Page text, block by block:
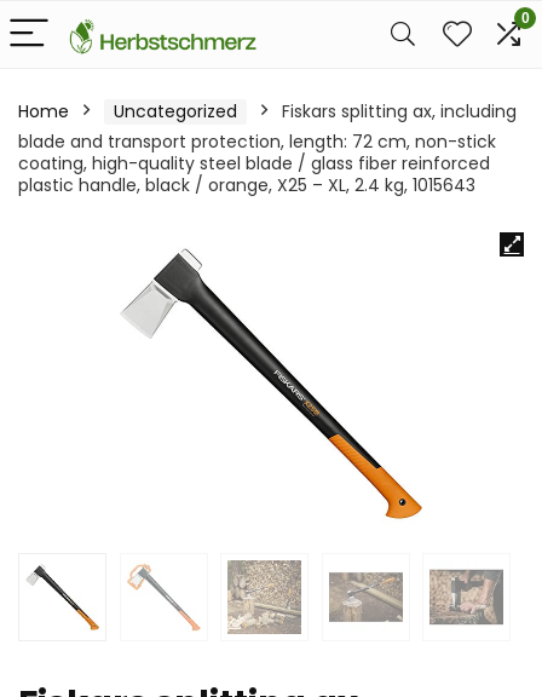
0
Home Uncategorized
Fiskars splitting ax, including
blade and transport protection, length: 72 cm, non-stick
coating, high-quality steel blade / glass fiber reinforced
plastic handle, black / orange, X25 – XL, 2.4 kg, 1015643